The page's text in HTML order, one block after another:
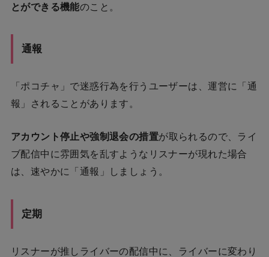
とができる機能のこと。
通報
「ポコチャ」で迷惑行為を行うユーザーは、運営に「通
報」されることがあります。
アカウント停止や強制退会の措置が取られるので、ライ
ブ配信中に雰囲気を乱すようなリスナーが現れた場合
は、速やかに「通報」しましょう。
定期
リスナーが推しライバーの配信中に、ライバーに変わり